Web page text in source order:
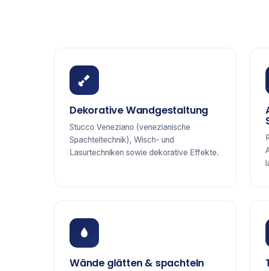
Dekorative Wandgestaltung
Stucco Veneziano (venezianische
Spachteltechnik), Wisch- und
Lasurtechniken sowie dekorative Effekte.
Wände glätten & spachteln